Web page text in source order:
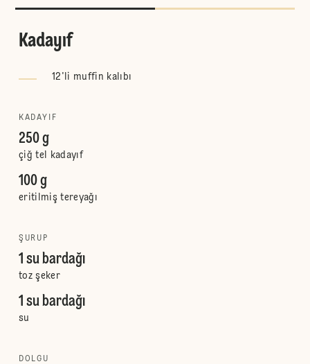
Kadayıf
12'li muffin kalıbı
KADAYIF
250 g
çiğ tel kadayıf
100 g
eritilmiş tereyağı
ŞURUP
1 su bardağı
toz şeker
1 su bardağı
su
DOLGU